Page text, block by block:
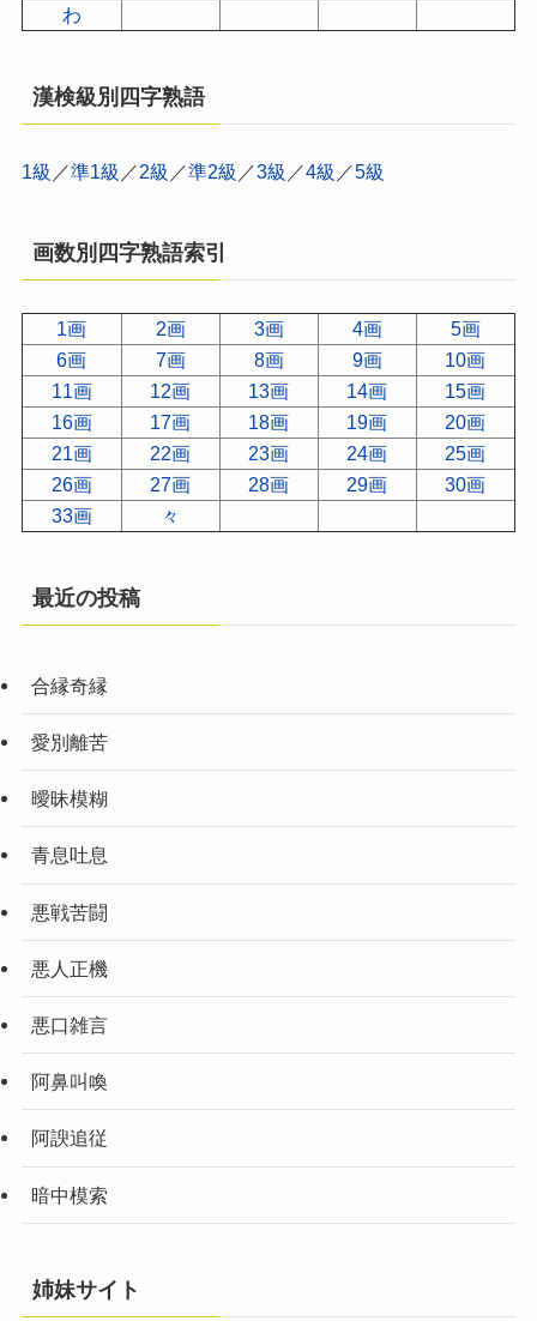
わ
漢検級別四字熟語
1級 ／準1級 ／2級 ／準2級 ／3級 ／4級 ／5級
画数別四字熟語索引
1画 2画 3画 4画
5画
6画
7画 8画 9画
10画
11画
12画 13画 14画
15画
16画
17画 18画 19画
20画
21画
22画 23画 24画
25画
26画
27画 28画 29画
30画
33画
々
最近の投稿
合縁奇縁
愛別離苦
曖昧模糊
青息吐息
悪戦苦闘
悪人正機
悪口雑言
阿鼻叫喚
阿諛追従
暗中模索
姉妹サイト